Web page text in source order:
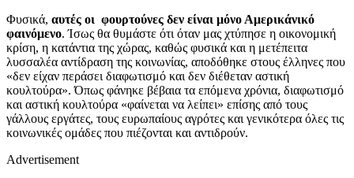
Φυσικά, αυτές οι φουρτούνες δεν είναι μόνο Αμερικάνικό
φαινόμενο. Ίσως θα θυμάστε ότι όταν μας χτύπησε η οικονομική
κρίση, η κατάντια της χώρας, καθώς φυσικά και η μετέπειτα
λυσσαλέα αντίδραση της κοινωνίας, αποδόθηκε στους έλληνες που
«δεν είχαν περάσει διαφωτισμό και δεν διέθεταν αστική
κουλτούρα». Όπως φάνηκε βέβαια τα επόμενα χρόνια, διαφωτισμό
και αστική κουλτούρα «φαίνεται να λείπει» επίσης από τους
γάλλους εργάτες, τους ευρωπαίους αγρότες και γενικότερα όλες τις
κοινωνικές ομάδες που πιέζονται και αντιδρούν.
Advertisement